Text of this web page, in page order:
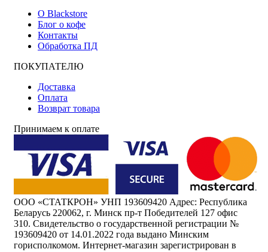
О Blackstore
Блог о кофе
Контакты
Обработка ПД
ПОКУПАТЕЛЮ
Доставка
Оплата
Возврат товара
Принимаем к оплате
ООО «СТАТКРОН» УНП 193609420 Адрес: Республика
Беларусь 220062, г. Минск пр-т Победителей 127 офис
310. Свидетельство о государственной регистрации №
193609420 от 14.01.2022 года выдано Минским
горисполкомом. Интернет-магазин зарегистрирован в